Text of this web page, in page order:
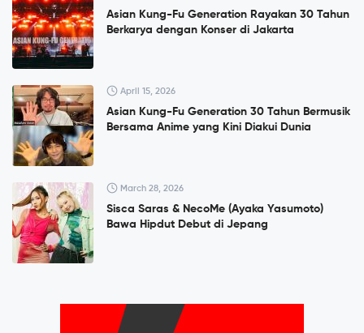
Asian Kung-Fu Generation Rayakan 30 Tahun
Berkarya dengan Konser di Jakarta
April 15, 2026
Asian Kung-Fu Generation 30 Tahun Bermusik
Bersama Anime yang Kini Diakui Dunia
March 28, 2026
Sisca Saras & NecoMe (Ayaka Yasumoto)
Bawa Hipdut Debut di Jepang